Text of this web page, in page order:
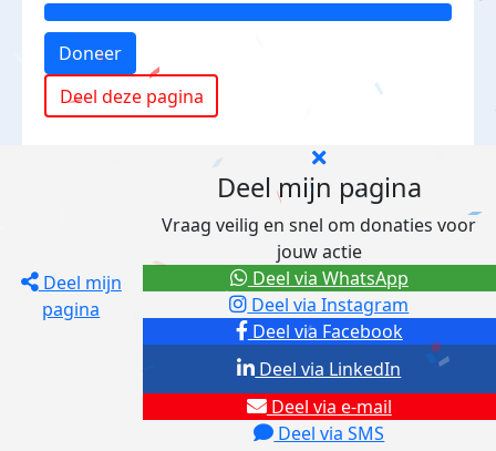
Doneer
Deel deze pagina
Deel mijn
pagina
Deel mijn pagina
Vraag veilig en snel om donaties voor
jouw actie
Deel via Facebook
Deel via Instagram
Deel via e-mail
Deel via SMS
Deel via LinkedIn
Deel via WhatsApp